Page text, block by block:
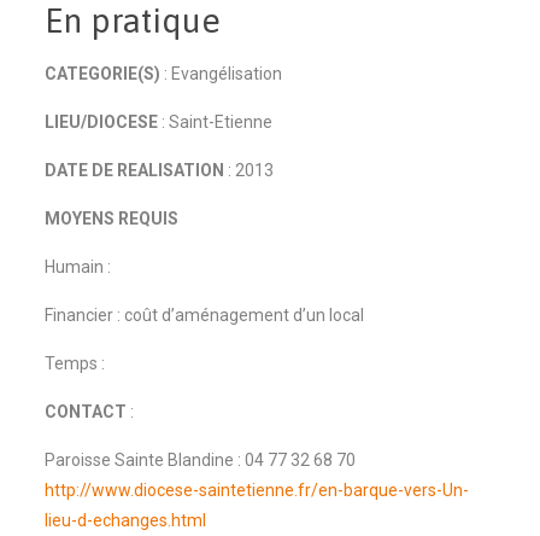
En pratique
CATEGORIE(S) : Evangélisation
LIEU/DIOCESE: Saint-Etienne
DATE DE REALISATION : 2013
MOYENS REQUIS
Humain :
Financier : coût d’aménagement d’un local
Temps :
CONTACT :
Paroisse Sainte Blandine : 04 77 32 68 70
http://www.diocese-saintetienne.fr/en-barque-vers-Un-
lieu-d-echanges.html